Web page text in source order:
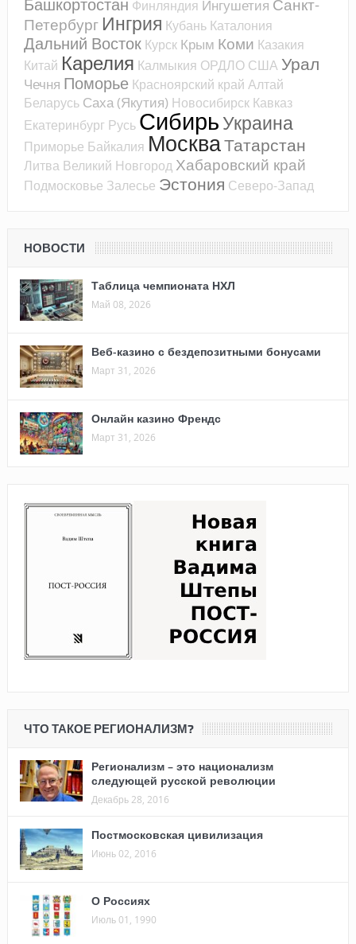
Финляндия Ингушетия Санкт-
Петербург Ингрия Кубань Каталония
Дальний Восток Курск Крым Коми Казакия
Китай Карелия Калмыкия ОРДЛО США Урал
Чечня Поморье Красноярский край Алтай
Беларусь Саха (Якутия) Новосибирск Кавказ
Екатеринбург РусьСибирьУкраина
Приморье Байкалия МоскваТатарстан
Литва Великий Новгород Хабаровский край
Подмосковье Залесье Эстония Северо-Запад
НОВОСТИ
Таблица чемпионата НХЛ
Май 08, 2026
Веб-казино с бездепозитными бонусами
Март 31, 2026
Онлайн казино Френдс
Март 31, 2026
ЧТО ТАКОЕ РЕГИОНАЛИЗМ?
Регионализм – это национализм
следующей русской революции
Декабрь 28, 2016
Постмосковская цивилизация
Июнь 02, 2016
О Россиях
Июль 01, 1990